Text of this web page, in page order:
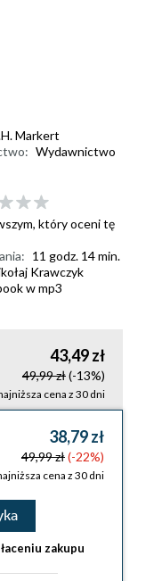
Markert
Wydawnictwo
który oceni tę
11 godz. 14 min.
Krawczyk
w mp3
43,49 zł
49,99 zł(-13%)
cena z 30 dni
38,79 zł
49,99 zł(-22%)
cena z 30 dni
zakupu